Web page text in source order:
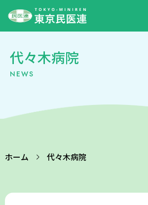
代々木病院
NEWS
ホーム 代々木病院